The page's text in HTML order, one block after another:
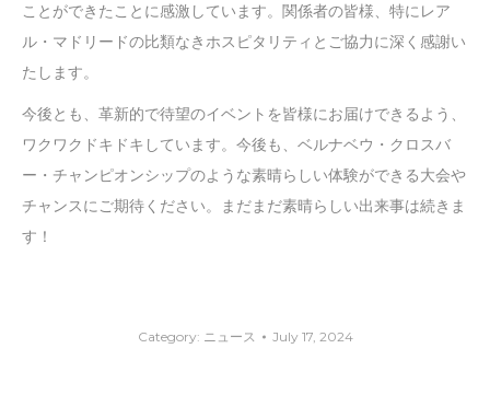
ことができたことに感激しています。関係者の皆様、特にレア
ル・マドリードの比類なきホスピタリティとご協力に深く感謝い
たします。
今後とも、革新的で待望のイベントを皆様にお届けできるよう、
ワクワクドキドキしています。今後も、ベルナベウ・クロスバ
ー・チャンピオンシップのような素晴らしい体験ができる大会や
チャンスにご期待ください。まだまだ素晴らしい出来事は続きま
す！
Category: ニュース July 17, 2024